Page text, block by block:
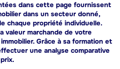
dans cette page fournissent
dans un secteur donné,
chaque propriété individuelle.
valeur marchande de votre
Grâce à sa formation et
une analyse comparative